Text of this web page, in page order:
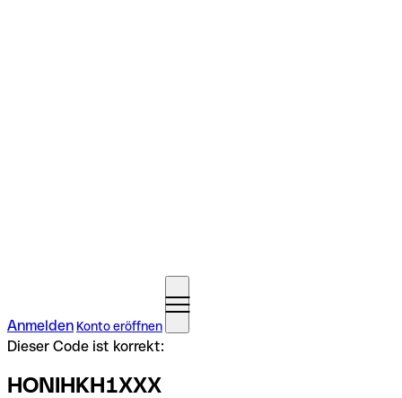
Anmelden Konto eröffnen
Dieser Code ist korrekt:
HONIHKH1XXX